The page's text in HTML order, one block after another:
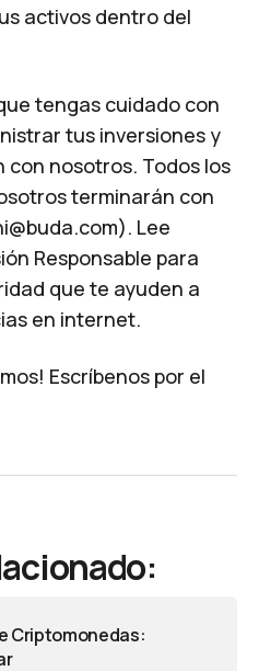
activos dentro del
tengas cuidado con
tus inversiones y
nosotros. Todos los
terminarán con
). Lee
Responsable para
que te ayuden a
en internet.
Escríbenos por el
Criptomonedas: